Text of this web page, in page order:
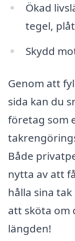
Ökad
tegel,
Skydd
Genom att
sida kan du
företag som
Både
nytta av att
hålla sina
att sköta om
längden!